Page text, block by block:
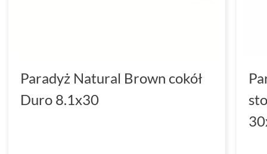
Paradyż Natural Brown cokół
Duro 8.1x30